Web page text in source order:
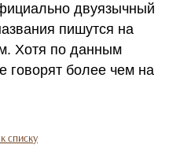
двуязычный
пишутся на
Хотя по данным
говорят более чем на
списку